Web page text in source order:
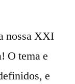
nossa XXI
O tema e
e